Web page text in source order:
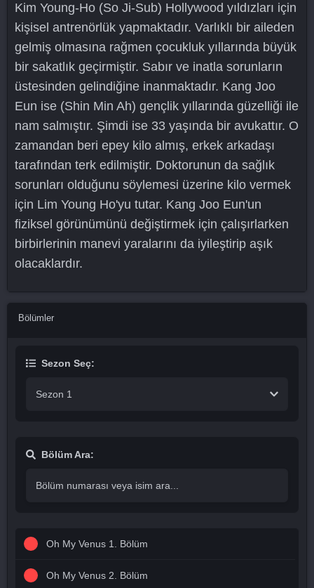
Kim Young-Ho (So Ji-Sub) Hollywood yıldızları için
kişisel antrenörlük yapmaktadır. Varlıklı bir aileden
gelmiş olmasına rağmen çocukluk yıllarında büyük
bir sakatlık geçirmiştir. Sabır ve inatla sorunların
üstesinden gelindiğine inanmaktadır. Kang Joo
Eun ise (Shin Min Ah) gençlik yıllarında güzelliği ile
nam salmıştır. Şimdi ise 33 yaşında bir avukattır. O
zamandan beri epey kilo almış, erkek arkadaşı
tarafından terk edilmiştir. Doktorunun da sağlık
sorunları olduğunu söylemesi üzerine kilo vermek
için Lim Young Ho'yu tutar. Kang Joo Eun'un
fiziksel görünümünü değiştirmek için çalışırlarken
birbirlerinin manevi yaralarını da iyileştirip aşık
olacaklardır.
Bölümler
Sezon Seç:
Sezon 1
Bölüm Ara:
Oh My Venus 1. Bölüm
Oh My Venus 2. Bölüm